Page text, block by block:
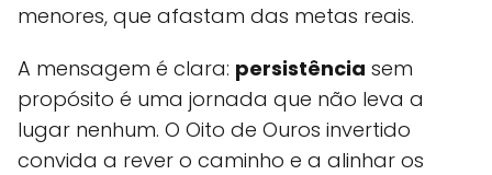
menores, que afastam das metas reais.
A mensagem é clara: persistência sem
propósito é uma jornada que não leva a
lugar nenhum. O Oito de Ouros invertido
convida a rever o caminho e a alinhar os